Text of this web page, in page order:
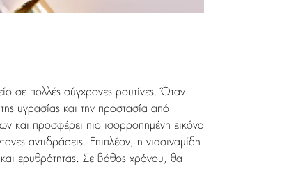
σε πολλές σύγχρονες ρουτίνες. Όταν
υγρασίας και την προστασία από
και προσφέρει πιο ισορροπημένη εικόνα
αντιδράσεις. Επιπλέον, η νιασιναμίδη
και ερυθρότητας. Σε βάθος χρόνου, θα